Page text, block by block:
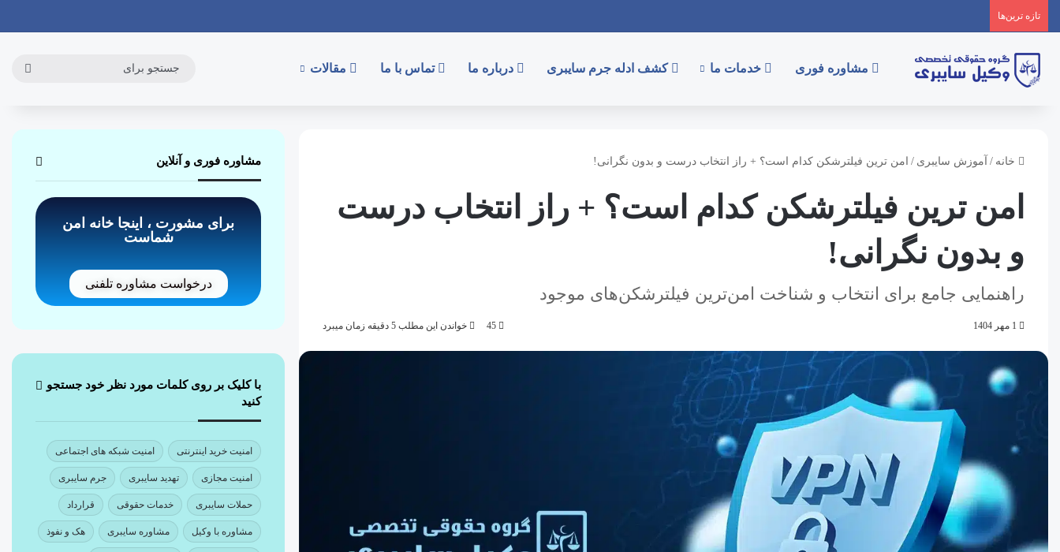
تازه‌ ترین‌ها
مشاوره فوری خدمات ما کشف ادله جرم سایبری درباره ما تماس با ما مقالات
خانه / آموزش سایبری / امن ترین فیلترشکن کدام است؟ + راز انتخاب درست و بدون نگرانی!
امن ترین فیلترشکن کدام است؟ + راز انتخاب درست
و بدون نگرانی!
راهنمایی جامع برای انتخاب و شناخت امن‌ترین فیلترشکن‌های موجود
1 مهر 1404 45 خواندن این مطلب 5 دقیقه زمان میبرد
مشاوره فوری و آنلاین
برای مشورت ، اینجا خانه امن
شماست
درخواست مشاوره تلفنی
با کلیک بر روی کلمات مورد نظر خود جستجو
کنید
امنیت خرید اینترنتی امنیت شبکه های اجتماعی
امنیت مجازی تهدید سایبری جرم سایبری
حملات سایبری خدمات حقوقی قرارداد
مشاوره با وکیل مشاوره سایبری هک و نفوذ